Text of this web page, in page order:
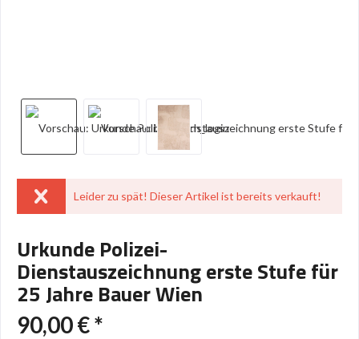
Leider zu spät! Dieser Artikel ist bereits verkauft!
Urkunde Polizei-
Dienstauszeichnung erste Stufe für
25 Jahre Bauer Wien
90,00 € *